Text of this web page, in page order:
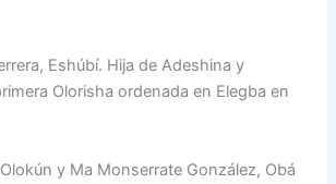
Eshúbí. Hija de Adeshina y
Olorisha ordenada en Elegba en
y Ma Monserrate González, Obá